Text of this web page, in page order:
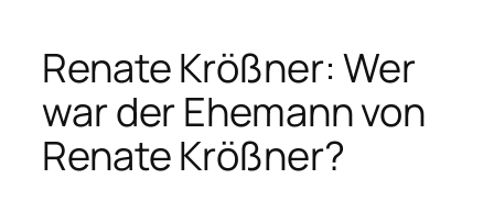
Renate Krößner: Wer
war der Ehemann von
Renate Krößner?